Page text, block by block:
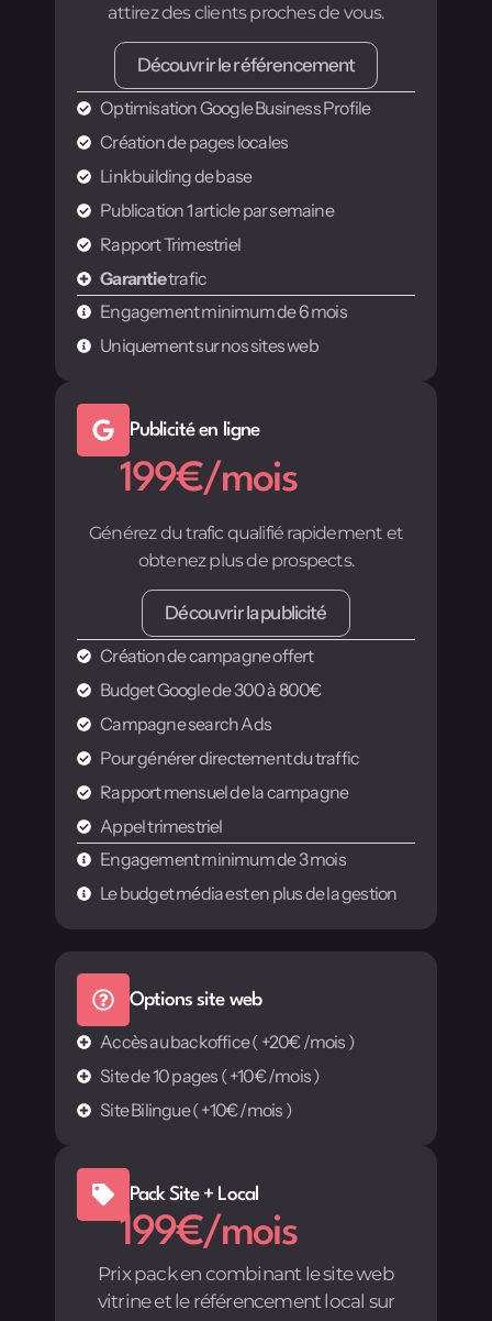
attirez des clients proches de vous.
Découvrir le référencement
Optimisation Google Business Profile
Création de pages locales
Linkbuilding de base
Publication 1 article par semaine
Rapport Trimestriel
Garantietrafic
Engagement minimum de 6 mois
Uniquement sur nos sites web
Publicité en ligne
199€/mois
Générez du trafic qualifié rapidement et
obtenez plus de prospects.
Découvrir la publicité
Création de campagne offert
Budget Google de 300 à 800€
Campagne search Ads
Pour générer directement du traffic
Rapport mensuel de la campagne
Appel trimestriel
Engagement minimum de 3 mois
Le budget média est en plus de la gestion
Options site web
Accès au backoffice ( +20€ /mois )
Site de 10 pages ( +10€ /mois )
Site Bilingue ( +10€ /mois )
Pack Site + Local
199€/mois
Prix pack en combinant le site web
vitrine et le référencement local sur